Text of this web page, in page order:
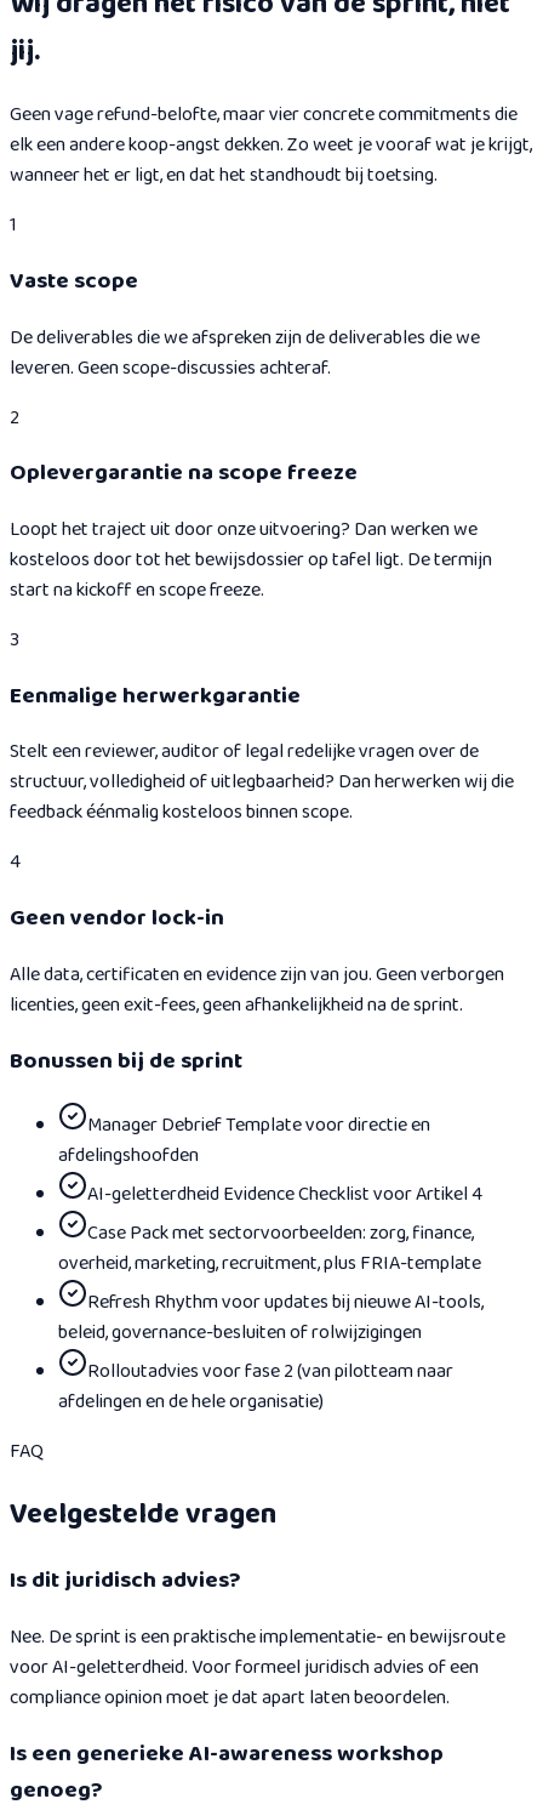
jij.
Geen vage refund-belofte, maar vier concrete commitments die
elk een andere koop-angst dekken. Zo weet je vooraf wat je krijgt,
wanneer het er ligt, en dat het standhoudt bij toetsing.
1
Vaste scope
De deliverables die we afspreken zijn de deliverables die we
leveren. Geen scope-discussies achteraf.
2
Oplevergarantie na scope freeze
Loopt het traject uit door onze uitvoering? Dan werken we
kosteloos door tot het bewijsdossier op tafel ligt. De termijn
start na kickoff en scope freeze.
3
Eenmalige herwerkgarantie
Stelt een reviewer, auditor of legal redelijke vragen over de
structuur, volledigheid of uitlegbaarheid? Dan herwerken wij die
feedback éénmalig kosteloos binnen scope.
4
Geen vendor lock-in
Alle data, certificaten en evidence zijn van jou. Geen verborgen
licenties, geen exit-fees, geen afhankelijkheid na de sprint.
Bonussen bij de sprint
Manager Debrief Template voor directie en
afdelingshoofden
AI-geletterdheid Evidence Checklist voor Artikel 4
Case Pack met sectorvoorbeelden: zorg, finance,
overheid, marketing, recruitment, plus FRIA-template
Refresh Rhythm voor updates bij nieuwe AI-tools,
beleid, governance-besluiten of rolwijzigingen
Rolloutadvies voor fase 2 (van pilotteam naar
afdelingen en de hele organisatie)
FAQ
Veelgestelde vragen
Is dit juridisch advies?
Nee. De sprint is een praktische implementatie- en bewijsroute
voor AI-geletterdheid. Voor formeel juridisch advies of een
compliance opinion moet je dat apart laten beoordelen.
Is een generieke AI-awareness workshop
genoeg?